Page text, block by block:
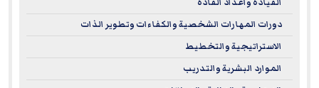
دورات المهارات الشخصية والكفاءات وتطوير الذات
الاستراتيجية والتخطيط
الموارد البشرية والتدريب